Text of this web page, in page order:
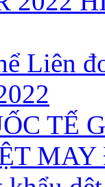
Liên
TẾ